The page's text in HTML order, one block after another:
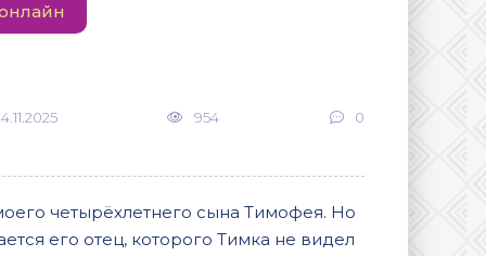
954 0
четырёхлетнего сына Тимофея. Но
его отец, которого Тимка не видел